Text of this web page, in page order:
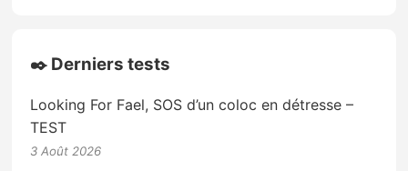
✒️ Derniers tests
Looking For Fael, SOS d’un coloc en détresse –
TEST
3 Août 2026